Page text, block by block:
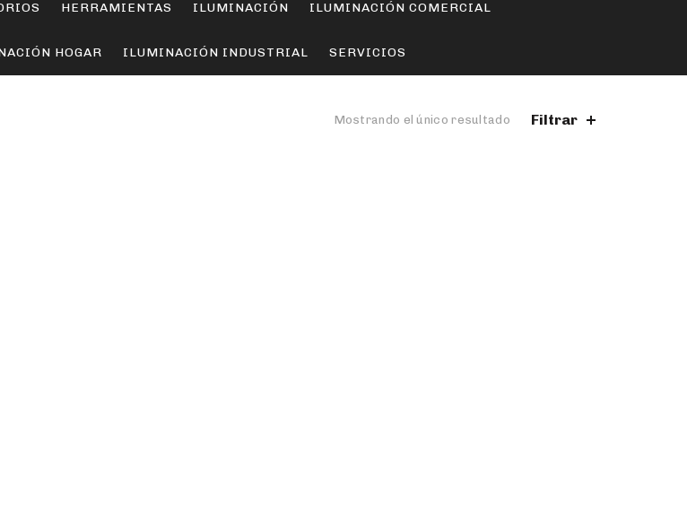
HERRAMIENTAS ILUMINACIÓN ILUMINACIÓN COMERCIAL
HOGAR ILUMINACIÓN INDUSTRIAL SERVICIOS
Mostrando el único resultado Filtrar